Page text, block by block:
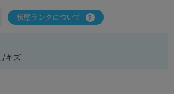
状態ランクについて
/キズ